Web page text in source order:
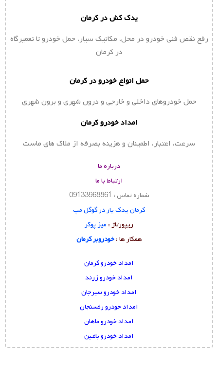
یدک کش در کرمان
رفع نقص فنی خودرو در محل، مکانیک سیار، حمل خودرو تا تعمیرگاه
در کرمان
حمل انواع خودرو در کرمان
حمل خودروهای داخلی و خارجی و درون شهری و برون شهری
امداد خودرو کرمان
سرعت، اعتبار، اطمینان و هزینه بصرفه از ملاک های ماست
درباره ما
ارتباط با ما
شماره تماس : 09133968861
کرمان یدک یار در گوگل مپ
ریپورتاژ : میز پوکر
همکار ها :خودروبر کرمان
امداد خودرو کرمان
امداد خودرو زرند
امداد خودرو سیرجان
امداد خودرو رفسنجان
امداد خودرو ماهان
امداد خودرو باغین